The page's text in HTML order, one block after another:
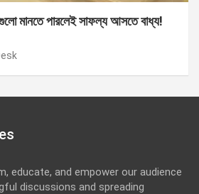
মানতে পারলেই সাফল্য আসতে বাধ্য!
educate, and empower our audience
discussions and spreading